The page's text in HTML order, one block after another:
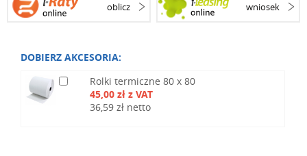
oblicz wniosek
DOBIERZ AKCESORIA:
Rolki termiczne 80 x 80
45,00 zł z VAT
36,59 zł netto